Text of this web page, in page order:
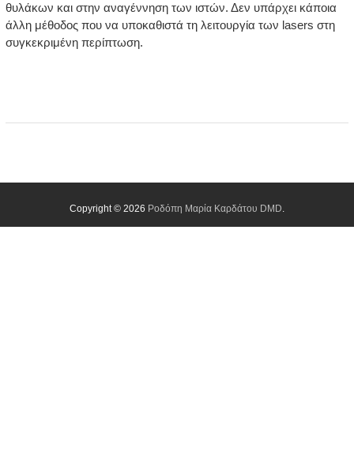
θυλάκων και στην αναγέννηση των ιστών. Δεν υπάρχει κάποια
άλλη μέθοδος που να υποκαθιστά τη λειτουργία των lasers στη
συγκεκριμένη περίπτωση.
Copyright © 2026 Ροδόπη Μαρία Καρδάτου DMD.